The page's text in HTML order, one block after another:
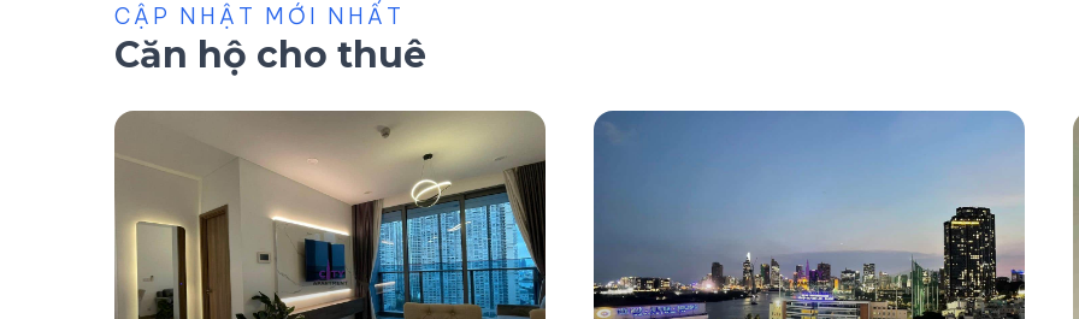
CẬP NHẬT MỚI NHẤT
Căn hộ cho thuê